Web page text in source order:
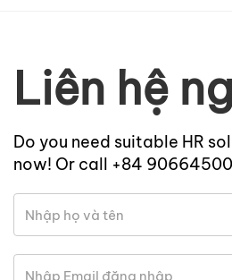
Liên hệ
Do you need suitable HR
now! Or call +84